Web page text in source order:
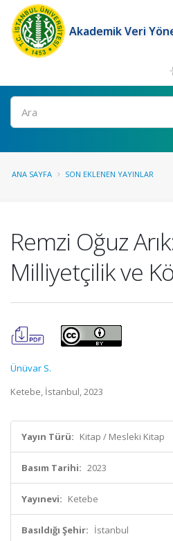
Akademik Veri
Ara
ANA SAYFA SON EKLENEN YAYINLAR
Remzi Oğuz
Milliyetçilik ve
Ünüvar S.
Ketebe, İstanbul, 2023
Yayın Türü: Kitap / Mesleki Kitap
Basım Tarihi: 2023
Yayınevi: Ketebe
Basıldığı Şehir: İstanbul